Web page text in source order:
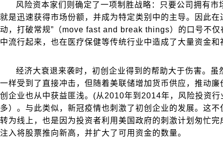
风险资本家们则确定了一项制胜战略：只要公司拥有市
就是迅速获得市场份额，并成为特定类别中的主导。因此在
动，打破常规”（move fast and break things）的口号不仅
中流行起来，也在医疗保健等传统行业中造成了大量资金和
经济大衰退来袭时，初创企业得到的帮助大于伤害。虽
一样受到了直接冲击，但随着美联储增加货币供应，推动
创企业也从中获益匪浅。(从2010年到2014年，风险投资
多）。与此类似，新冠疫情也刺激了初创企业的发展。这
转为线上，也是因为投资者利用美国政府的刺激计划匆忙
注入将股票推向新高，并扩大了可用资金的数量。